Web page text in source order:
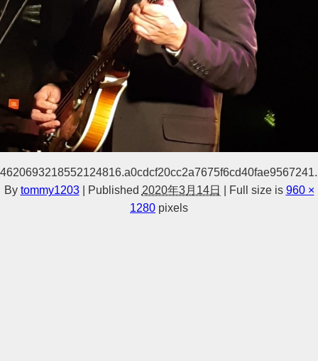
By tommy1203 Published 2020年3月14日 Full size is 960 ×
1280 pixels